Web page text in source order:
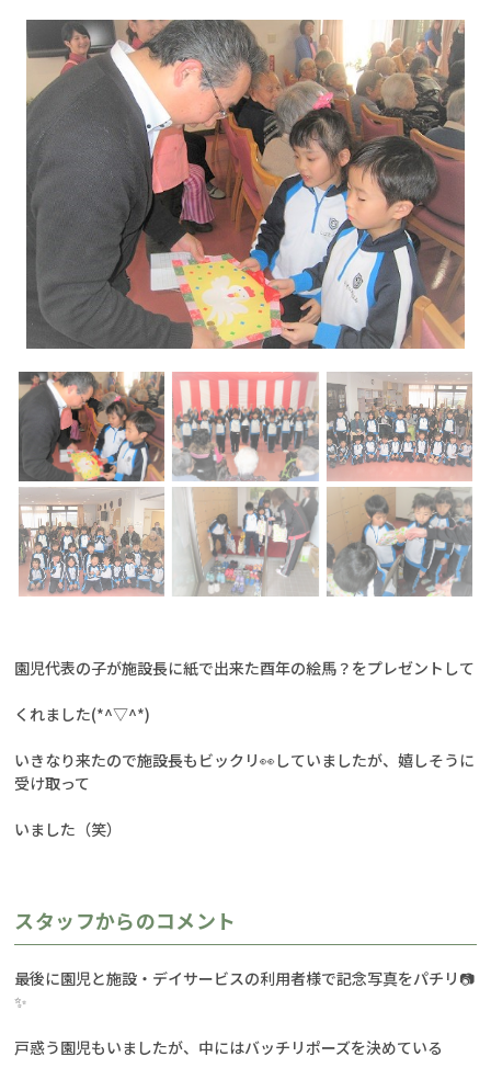
園児代表の子が施設長に紙で出来た酉年の絵馬？をプレゼントして
くれました(*^▽^*)
いきなり来たので施設長もビックリ👀していましたが、嬉しそうに
受け取って
いました（笑）
スタッフからのコメント
最後に園児と施設・デイサービスの利用者様で記念写真をパチリ📷
✨
戸惑う園児もいましたが、中にはバッチリポーズを決めている